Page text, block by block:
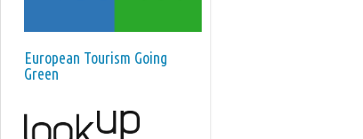
European Tourism Going
Green